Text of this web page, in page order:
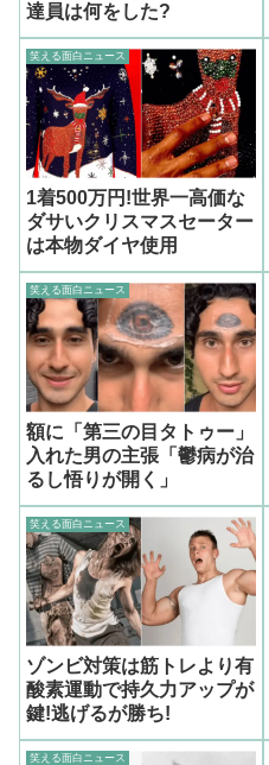
達員は何をした?
笑える面白ニュース
1着500万円!世界一高価な
ダサいクリスマスセーター
は本物ダイヤ使用
笑える面白ニュース
額に「第三の目タトゥー」
入れた男の主張「鬱病が治
るし悟りが開く」
笑える面白ニュース
ゾンビ対策は筋トレより有
酸素運動で持久力アップが
鍵!逃げるが勝ち!
笑える面白ニュース